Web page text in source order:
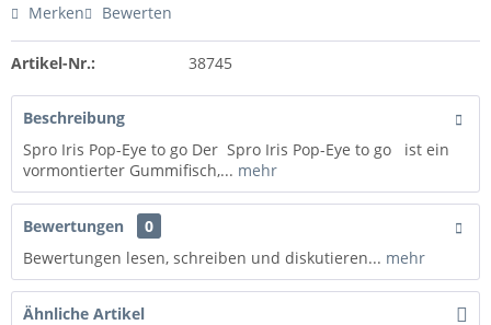
Merken Bewerten
Artikel-Nr.: 38745
Beschreibung
Spro Iris Pop-Eye to go Der Spro Iris Pop-Eye to go ist ein
vormontierter Gummifisch,... mehr
Bewertungen
0
Bewertungen lesen, schreiben und diskutieren... mehr
Ähnliche Artikel